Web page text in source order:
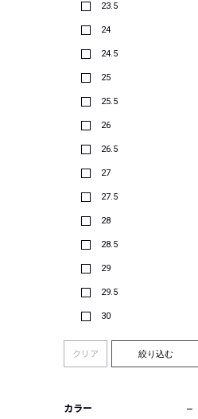
23.5
24
24.5
25
25.5
26
26.5
27
27.5
28
28.5
29
29.5
30
クリア 絞り込む
カラー